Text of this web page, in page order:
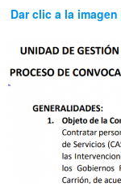
Dar clic a la